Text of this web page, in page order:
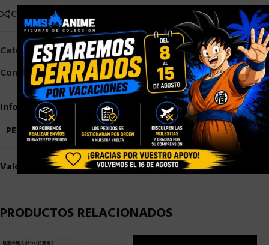
Comparar
Añadir a la lista de deseos
Categorías:Bandai,S. H. Figuarts
Sailor Moon
Compartir:
Información adicional
PESO
0,9 kg
Valoraciones (0)
PRODUCTOS RELACIONADOS
×